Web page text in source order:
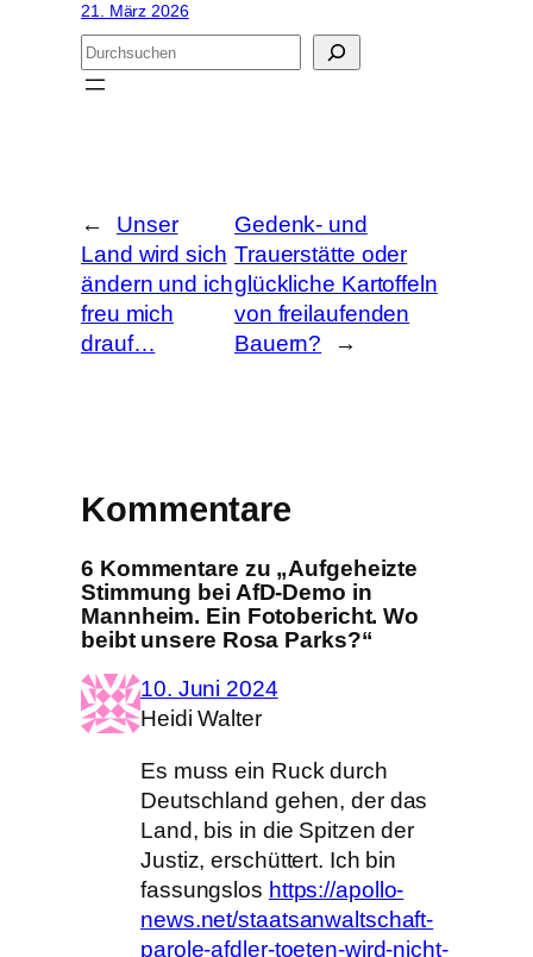
21. März 2026
S
u
←
Unser
Land wird sich
ändern und ich
freu mich
drauf…
Gedenk- und
Trauerstätte oder
glückliche Kartoffeln
von freilaufenden
Bauern?
→
Kommentare
6 Kommentare zu „Aufgeheizte
Stimmung bei AfD-Demo in
Mannheim. Ein Fotobericht. Wo
beibt unsere Rosa Parks?“
10. Juni 2024
Heidi Walter
Es muss ein Ruck durch
Deutschland gehen, der das
Land, bis in die Spitzen der
Justiz, erschüttert. Ich bin
fassungslos https://apollo-
news.net/staatsanwaltschaft-
parole-afdler-toeten-wird-nicht-